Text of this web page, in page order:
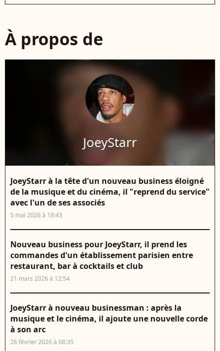
À propos de
JoeyStarr
JoeyStarr à la tête d'un nouveau business éloigné
de la musique et du cinéma, il "reprend du service"
avec l'un de ses associés
5 mai 2026 à 18:43
Nouveau business pour JoeyStarr, il prend les
commandes d'un établissement parisien entre
restaurant, bar à cocktails et club
21 mars 2026 à 12:54
JoeyStarr à nouveau businessman : après la
musique et le cinéma, il ajoute une nouvelle corde
à son arc
26 février 2026 à 08:35